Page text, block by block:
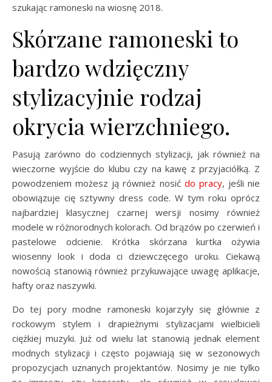
szukając ramoneski na wiosnę 2018.
Skórzane ramoneski to
bardzo wdzięczny
stylizacyjnie rodzaj
okrycia wierzchniego.
Pasują zarówno do codziennych stylizacji, jak również na
wieczorne wyjście do klubu czy na kawę z przyjaciółką. Z
powodzeniem możesz ją również nosić do pracy, jeśli nie
obowiązuje cię sztywny dress code. W tym roku oprócz
najbardziej klasycznej czarnej wersji nosimy również
modele w różnorodnych kolorach. Od brązów po czerwień i
pastelowe odcienie. Krótka skórzana kurtka ożywia
wiosenny look i doda ci dziewczęcego uroku. Ciekawą
nowością stanowią również przykuwające uwagę aplikacje,
hafty oraz naszywki.
Do tej pory modne ramoneski kojarzyły się głównie z
rockowym stylem i drapieżnymi stylizacjami wielbicieli
ciężkiej muzyki. Już od wielu lat stanowią jednak element
modnych stylizacji i często pojawiają się w sezonowych
propozycjach uznanych projektantów. Nosimy je nie tylko